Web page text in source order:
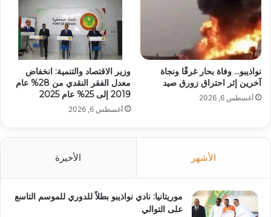
نواذيبو… وفاة بحار غرقًا ونجاة
آخرين إثر احتراق زورق صيد
أغسطس 6, 2026
وزير الاقتصاد والتنمية: انخفاض
معدل الفقر النقدي من 28% عام
2019 إلى 25% عام 2025
أغسطس 6, 2026
الأشهر الأخيرة
موريتانيا: نادي نواذيبو بطلاً للدوري للموسم التاسع
على التوالي